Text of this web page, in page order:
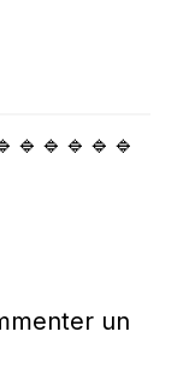
un